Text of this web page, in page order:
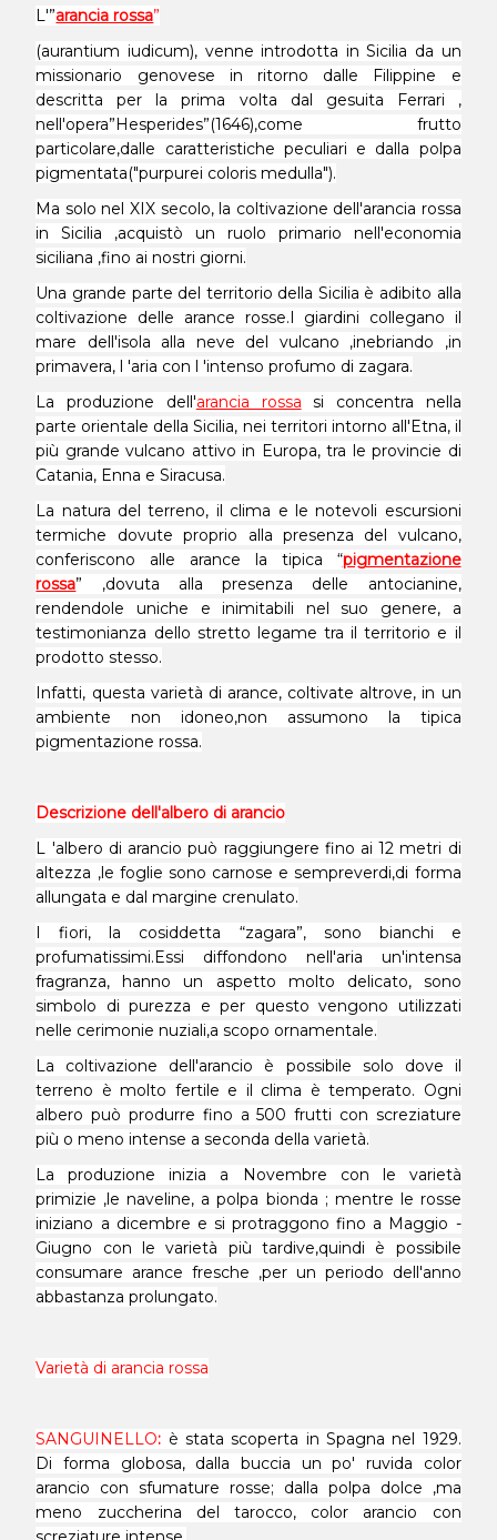
L'”arancia rossa”
(aurantium iudicum), venne introdotta in Sicilia da un
missionario genovese in ritorno dalle Filippine e
descritta per la prima volta dal gesuita Ferrari ,
nell'opera”Hesperides”(1646),come frutto
particolare,dalle caratteristiche peculiari e dalla polpa
pigmentata("purpurei coloris medulla").
Ma solo nel XIX secolo, la coltivazione dell'arancia rossa
in Sicilia ,acquistò un ruolo primario nell'economia
siciliana ,fino ai nostri giorni.
Una grande parte del territorio della Sicilia è adibito alla
coltivazione delle arance rosse.I giardini collegano il
mare dell'isola alla neve del vulcano ,inebriando ,in
primavera, l 'aria con l 'intenso profumo di zagara.
La produzione dell'arancia rossa
si concentra nella
parte orientale della Sicilia, nei territori intorno all'Etna, il
più grande vulcano attivo in Europa, tra le provincie di
Catania, Enna e Siracusa.
La natura del terreno, il clima e le notevoli escursioni
termiche dovute proprio alla presenza del vulcano,
conferiscono alle arance la tipica “pigmentazione
rossa” ,dovuta alla presenza delle antocianine,
rendendole uniche e inimitabili nel suo genere, a
testimonianza dello stretto legame tra il territorio e il
prodotto stesso.
Infatti, questa varietà di arance, coltivate altrove, in un
ambiente non idoneo,non assumono la tipica
pigmentazione rossa.
Descrizione dell'albero di arancio
L 'albero di arancio può raggiungere fino ai 12 metri di
altezza ,le foglie sono carnose e sempreverdi,di forma
allungata e dal margine crenulato.
I fiori, la cosiddetta “zagara”, sono bianchi e
profumatissimi.Essi diffondono nell'aria un'intensa
fragranza, hanno un aspetto molto delicato, sono
simbolo di purezza e per questo vengono utilizzati
nelle cerimonie nuziali,a scopo ornamentale.
La coltivazione dell'arancio è possibile solo dove il
terreno è molto fertile e il clima è temperato. Ogni
albero può produrre fino a 500 frutti con screziature
più o meno intense a seconda della varietà.
La produzione inizia a Novembre con le varietà
primizie ,le naveline, a polpa bionda ; mentre le rosse
iniziano a dicembre e si protraggono fino a Maggio -
Giugno con le varietà più tardive,quindi è possibile
consumare arance fresche ,per un periodo dell'anno
abbastanza prolungato.
Varietà di arancia rossa
SANGUINELLO: è stata scoperta in Spagna nel 1929.
Di forma globosa, dalla buccia un po' ruvida color
arancio con sfumature rosse; dalla polpa dolce ,ma
meno zuccherina del tarocco, color arancio con